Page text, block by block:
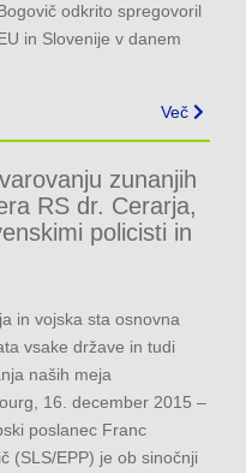
odkrito spregovoril
in Slovenije v danem
Več
zunanjih
RS dr. Cerarja,
policisti in
in vojska sta osnovna
vsake države in tudi
naših meja
16. december 2015 –
poslanec Franc
(SLS/EPP) je ob sinočnji